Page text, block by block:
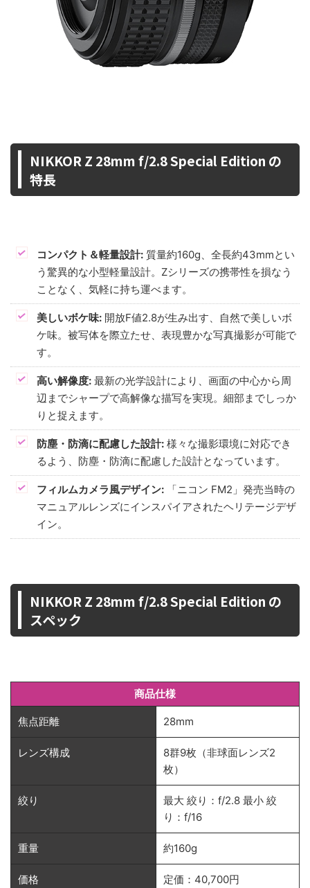
NIKKOR Z 28mm f/2.8 Special Edition の
特長
コンパクト＆軽量設計:質量約160g、全長約43mmとい
う驚異的な小型軽量設計。Zシリーズの携帯性を損なう
ことなく、気軽に持ち運べます。
美しいボケ味:開放F値2.8が生み出す、自然で美しいボ
ケ味。被写体を際立たせ、表現豊かな写真撮影が可能で
す。
高い解像度:最新の光学設計により、画面の中心から周
辺までシャープで高解像な描写を実現。細部までしっか
りと捉えます。
防塵・防滴に配慮した設計:様々な撮影環境に対応でき
るよう、防塵・防滴に配慮した設計となっています。
フィルムカメラ風デザイン:「ニコン FM2」発売当時の
マニュアルレンズにインスパイアされたヘリテージデザ
イン。
NIKKOR Z 28mm f/2.8 Special Edition の
スペック
商品仕様
焦点距離 28mm
レンズ構成
8群9枚（非球面レンズ2
枚）
絞り
最大 絞り：f/2.8 最小 絞
り：f/16
重量 約160g
価格 定価：40,700円